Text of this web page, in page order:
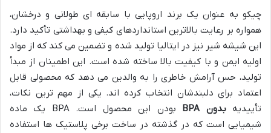
چیکو به عنوان یک برند اروپایی با سابقه ای طولانی و درخشان،
همواره بر رعایت بالاترین استانداردهای کیفی و بهداشتی تأکید دارد.
این شیشه شیر نیز در ایتالیا تولید شده و تضمین می کند که از مواد
اولیه ایمن و با کیفیت بالا ساخته شده است. این اطمینان از مبدأ
تولید، حس آرامش خاطری را به والدین می دهد که محصولی قابل
اعتماد برای دلبندشان انتخاب کرده اند. یکی از مهم ترین نکات،
تأییدیهبدون BPA
بودن این محصول است. BPA یک ماده
شیمیایی است که در گذشته در ساخت برخی پلاستیک ها استفاده